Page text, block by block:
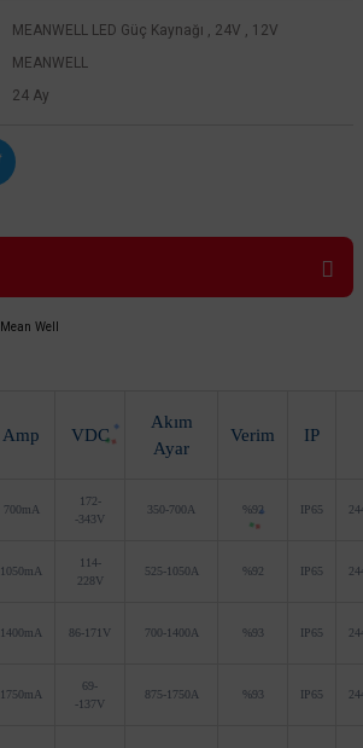
MEANWELL LED Güç Kaynağı , 24V , 12V
MEANWELL
24 Ay
Amp VDC
Akım
Ayar
Verim IP
700mA
172-
-343V
350-700A %92 IP65
1050mA
114-
228V
525-1050A %92 IP65
1400mA 86-171V 700-1400A %93 IP65
1750mA
69-
-137V
875-1750A %93 IP65